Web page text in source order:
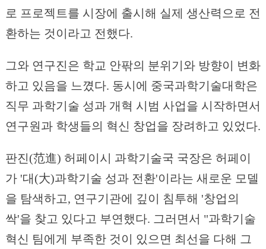
로 프로젝트를 시장에 출시해 실제 생산력으로 전
환하는 것이라고 전했다.
그와 연구진은 학교 안팎의 분위기와 방향이 변화
하고 있음을 느꼈다. 동시에 중국과학기술대학은
직무 과학기술 성과 개혁 시범 사업을 시작하면서
연구원과 학생들의 혁신 창업을 장려하고 있었다.
판진(范進) 허페이시 과학기술국 국장은 허페이
가 '대(大)과학기술 성과 전환'이라는 새로운 모델
을 탐색하고, 연구기관에 깊이 침투해 '창업의
싹'을 찾고 있다고 부연했다. 그러면서 "과학기술
혁신 팀에게 부족한 것이 있으면 최선을 다해 그